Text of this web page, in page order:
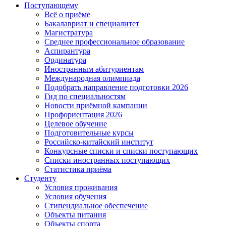
Поступающему
Всё о приёме
Бакалавриат и специалитет
Магистратура
Среднее профессиональное образование
Аспирантура
Ординатура
Иностранным абитуриентам
Международная олимпиада
Подобрать направление подготовки 2026
Гид по специальностям
Новости приёмной кампании
Профориентация 2026
Целевое обучение
Подготовительные курсы
Российско-китайский институт
Конкурсные списки и списки поступающих
Списки иностранных поступающих
Статистика приёма
Студенту
Условия проживания
Условия обучения
Стипендиальное обеспечение
Объекты питания
Объекты спорта